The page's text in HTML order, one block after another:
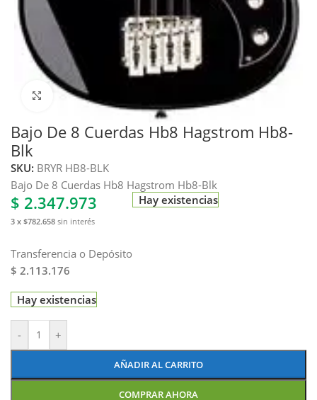
Haga clic para ampliar
Bajo De 8 Cuerdas Hb8 Hagstrom Hb8-
Blk
SKU: BRYR HB8-BLK
Bajo De 8 Cuerdas Hb8 Hagstrom Hb8-Blk
$ 2.347.973
3 x $782.658 sin interés
Transferencia o Depósito
$ 2.113.176
Hay existencias
Hay existencias
- +
AÑADIR AL CARRITO
COMPRAR AHORA